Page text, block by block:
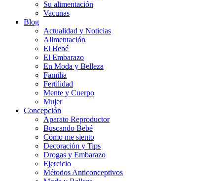
Su alimentación
Vacunas
Blog
Actualidad y Noticias
Alimentación
El Bebé
El Embarazo
En Moda y Belleza
Familia
Fertilidad
Mente y Cuerpo
Mujer
Concepción
Aparato Reproductor
Buscando Bebé
Cómo me siento
Decoración y Tips
Drogas y Embarazo
Ejercicio
Métodos Anticonceptivos